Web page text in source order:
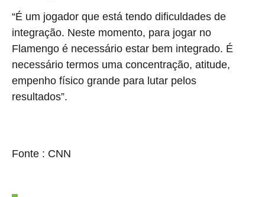
“É um jogador que está tendo dificuldades de
integração. Neste momento, para jogar no
Flamengo é necessário estar bem integrado. É
necessário termos uma concentração, atitude,
empenho físico grande para lutar pelos
resultados”.
Fonte : CNN